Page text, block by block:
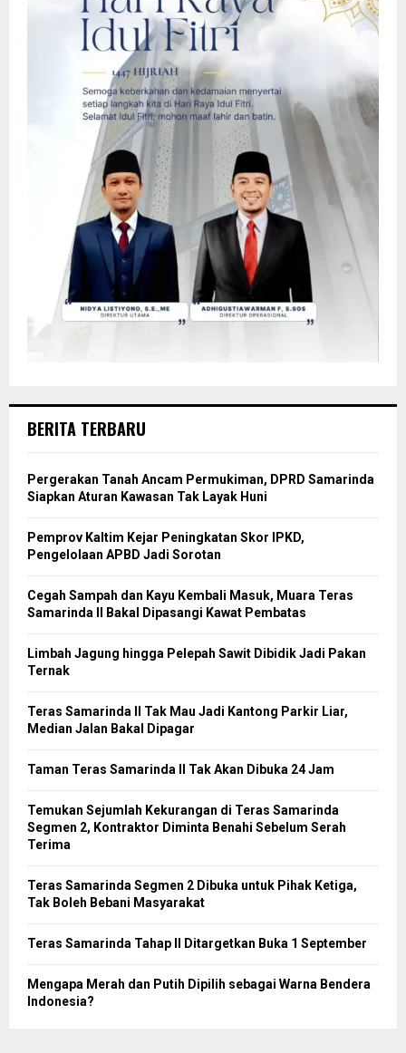
BERITA TERBARU
Pergerakan Tanah Ancam Permukiman, DPRD Samarinda
Siapkan Aturan Kawasan Tak Layak Huni
Pemprov Kaltim Kejar Peningkatan Skor IPKD,
Pengelolaan APBD Jadi Sorotan
Cegah Sampah dan Kayu Kembali Masuk, Muara Teras
Samarinda II Bakal Dipasangi Kawat Pembatas
Limbah Jagung hingga Pelepah Sawit Dibidik Jadi Pakan
Ternak
Teras Samarinda II Tak Mau Jadi Kantong Parkir Liar,
Median Jalan Bakal Dipagar
Taman Teras Samarinda II Tak Akan Dibuka 24 Jam
Temukan Sejumlah Kekurangan di Teras Samarinda
Segmen 2, Kontraktor Diminta Benahi Sebelum Serah
Terima
Teras Samarinda Segmen 2 Dibuka untuk Pihak Ketiga,
Tak Boleh Bebani Masyarakat
Teras Samarinda Tahap II Ditargetkan Buka 1 September
Mengapa Merah dan Putih Dipilih sebagai Warna Bendera
Indonesia?